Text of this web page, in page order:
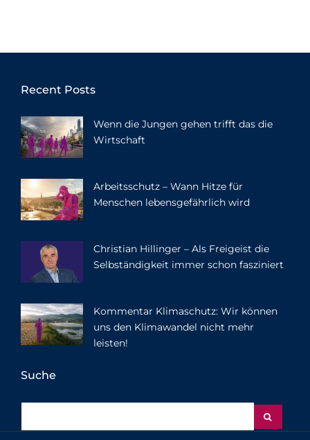
Recent Posts
Wenn die Jungen gehen trifft das die
Wirtschaft
Arbeitsschutz – Wann Hitze für
Menschen lebensgefährlich wird
Christian Hillinger – Als Freigeist die
Selbständigkeit immer schon fasziniert
Kommentar Klimaschutz: Wir können
uns den Klimawandel nicht mehr
leisten!
Suche